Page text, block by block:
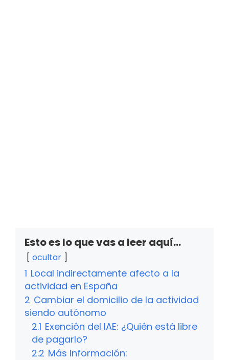
Esto es lo que vas a leer aquí...
ocultar
1 Local indirectamente afecto a la
actividad en España
2 Cambiar el domicilio de la actividad
siendo autónomo
2.1 Exención del IAE: ¿Quién está libre
de pagarlo?
2.2 Más Información: